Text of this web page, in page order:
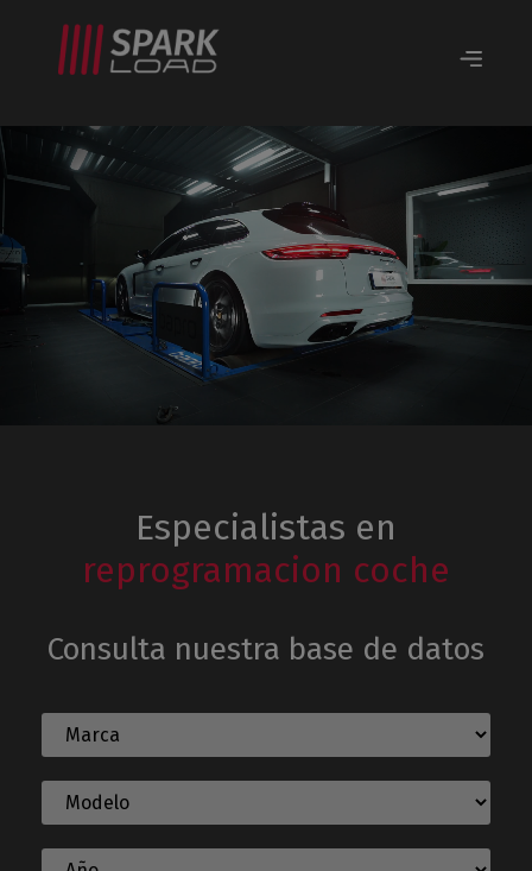
Especialistas en
reprogramacion coche
Consulta nuestra base de datos